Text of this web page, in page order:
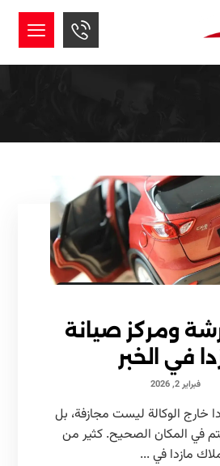
ومركز صيانة
في الخبر
فبراير 2, 2026
خارج الوكالة ليست مجازفة، بل
في المكان الصحيح. كثير من
مازدا في ...